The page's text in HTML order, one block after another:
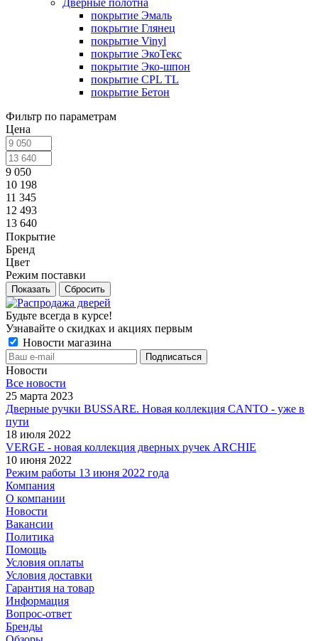
покрытие Эмаль
покрытие Глянец
покрытие Vinyl
покрытие ЭкоТекс
покрытие Эко-шпон
покрытие CPL TL
покрытие Бетон
Фильтр по параметрам
Цена
9 050
10 198
11 345
12 493
13 640
Покрытие
Бренд
Цвет
Режим поставки
Сбросить
Будьте всегда в курсе!
Узнавайте о скидках и акциях первым
Новости магазина
Новости
Все новости
25 марта 2023
Дверные ручки BUSSARE. Новая коллекция CANTO - уже в
пути
18 июля 2022
VERGE - новая коллекция дверных ручек ARCHIE
10 июня 2022
Режим работы 13 июня 2022 года
Компания
О компании
Новости
Вакансии
Политика
Помощь
Условия оплаты
Условия доставки
Гарантия на товар
Информация
Вопрос-ответ
Бренды